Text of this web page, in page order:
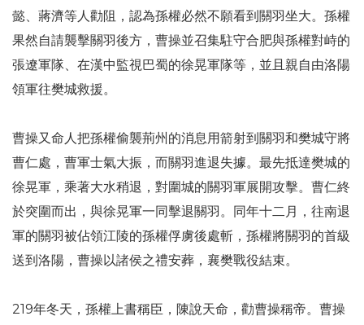
懿、蔣濟等人勸阻，認為孫權必然不願看到關羽坐大。孫權
果然自請襲擊關羽後方，曹操並召集駐守合肥與孫權對峙的
張遼軍隊、在漢中監視巴蜀的徐晃軍隊等，並且親自由洛陽
領軍往樊城救援。
曹操又命人把孫權偷襲荊州的消息用箭射到關羽和樊城守將
曹仁處，曹軍士氣大振，而關羽進退失據。最先抵達樊城的
徐晃軍，乘著大水稍退，對圍城的關羽軍展開攻擊。曹仁終
於突圍而出，與徐晃軍一同擊退關羽。同年十二月，往南退
軍的關羽被佔領江陵的孫權俘虜後處斬，孫權將關羽的首級
送到洛陽，曹操以諸侯之禮安葬，襄樊戰役結束。
219年冬天，孫權上書稱臣，陳說天命，勸曹操稱帝。曹操